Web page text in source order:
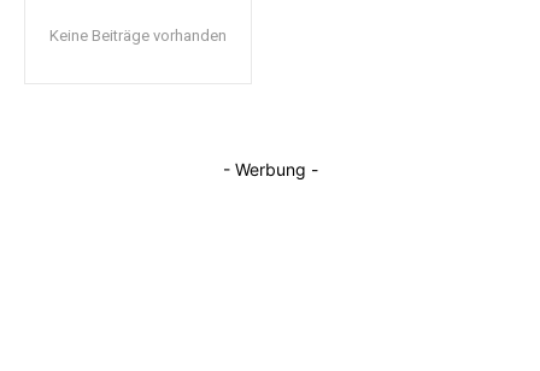
Keine Beiträge vorhanden
- Werbung -